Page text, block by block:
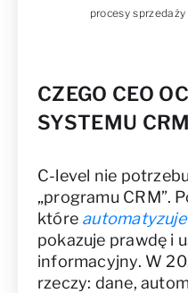
procesy
CZEGO CEO
SYSTEMU
C-level nie
„programu CRM”.
które
pokazuje prawdę i
informacyjny. W
rzeczy: dane,